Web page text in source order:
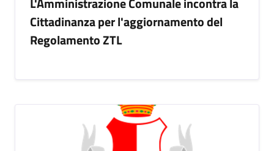
Cittadinanza per l'aggiornamento del
Regolamento ZTL